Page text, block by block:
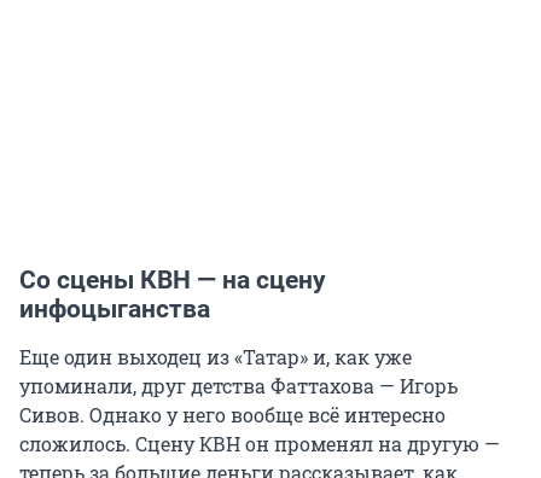
Со сцены КВН — на сцену
инфоцыганства
Еще один выходец из «Татар» и, как уже
упоминали, друг детства Фаттахова — Игорь
Сивов. Однако у него вообще всё интересно
сложилось. Сцену КВН он променял на другую —